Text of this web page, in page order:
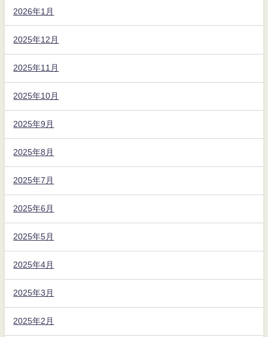
2026年1月
2025年12月
2025年11月
2025年10月
2025年9月
2025年8月
2025年7月
2025年6月
2025年5月
2025年4月
2025年3月
2025年2月